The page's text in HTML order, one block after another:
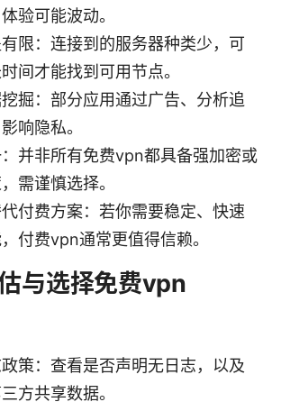
验可能波动。
限：连接到的服务器种类少，可
间才能找到可用节点。
掘：部分应用通过广告、分析追
响隐私。
并非所有免费vpn都具备强加密或
需谨慎选择。
付费方案：若你需要稳定、快速
付费vpn通常更值得信赖。
与选择免费vpn
策：查看是否声明无日志，以及
方共享数据。